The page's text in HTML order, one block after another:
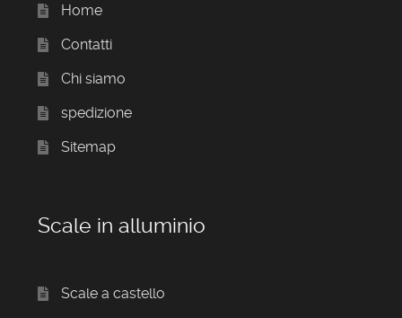
Home
Contatti
Chi siamo
spedizione
Sitemap
Scale in alluminio
Scale a castello